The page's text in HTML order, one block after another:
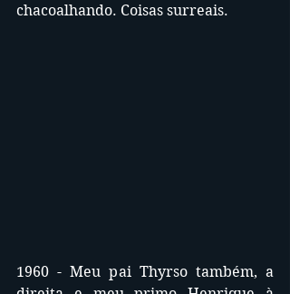
chacoalhando. Coisas surreais.
1960 - Meu pai Thyrso também, a